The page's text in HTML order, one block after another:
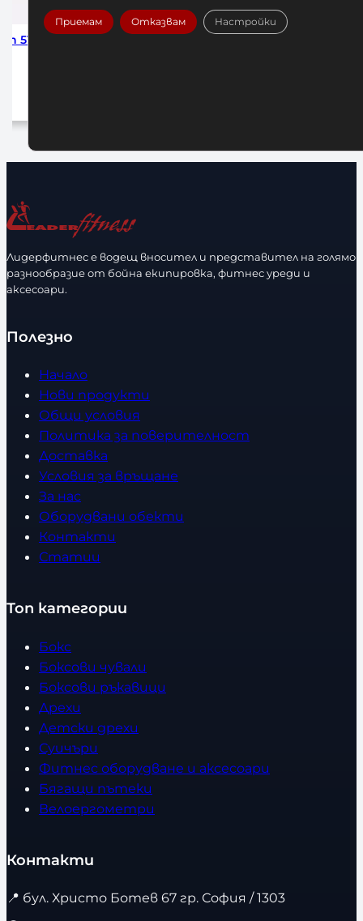
Лидерфитнес е водещ вносител и представител на голямо
разнообразие от бойна екипировка, фитнес уреди и
аксесоари.
Полезно
Начало
Нови продукти
Общи условия
Политика за поверителност
Доставка
Условия за връщане
За нас
Оборудвани обекти
Контакти
Статии
Топ категории
Бокс
Боксови чували
Боксови ръкавици
Дрехи
Детски дрехи
Суичъри
Фитнес оборудване и аксесоари
Бягащи пътеки
Велоергометри
Контакти
📍 бул. Христо Ботев 67 гр. София / 1303
Приемам Отказвам Настройки